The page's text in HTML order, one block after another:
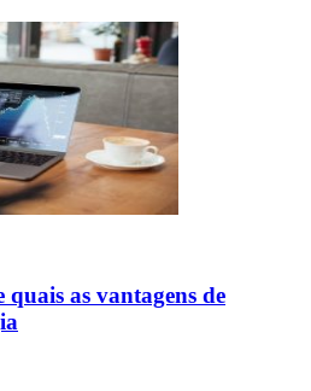
as vantagens de